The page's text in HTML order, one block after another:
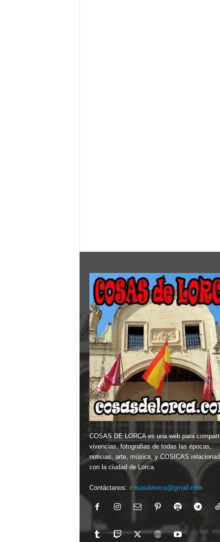
COSAS DE LORCA es una web para
vivencias, fotografias de todas las épocas,
noticias, arte, música, y COSICAS
con la ciudad de Lorca.
Contáctanos: cosasdelorca@gmail.com